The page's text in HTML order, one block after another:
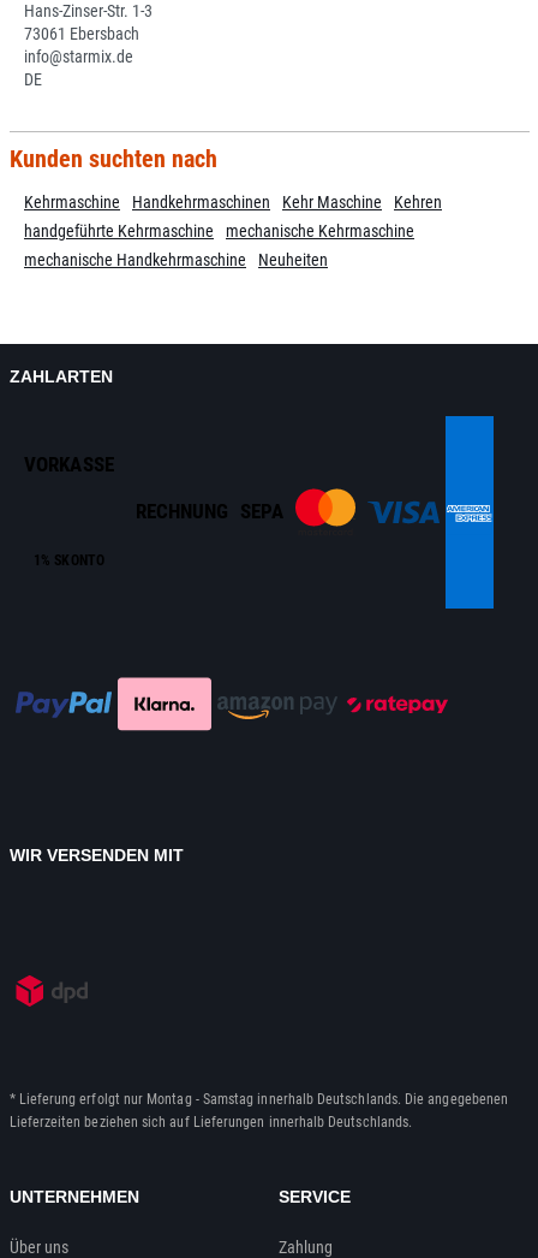
Hans-Zinser-Str. 1-3
73061 Ebersbach
info@starmix.de
DE
Kunden suchten nach
Kehrmaschine Handkehrmaschinen Kehr Maschine
Kehren
handgeführte Kehrmaschine
mechanische Kehrmaschine
mechanische Handkehrmaschine
Neuheiten
ZAHLARTEN
VORKASSE
1% SKONTO
RECHNUNG SEPA
WIR VERSENDEN MIT
* Lieferung erfolgt nur Montag - Samstag innerhalb Deutschlands. Die angegebenen
Lieferzeiten beziehen sich auf Lieferungen innerhalb Deutschlands.
UNTERNEHMEN
Über uns
SERVICE
Zahlung